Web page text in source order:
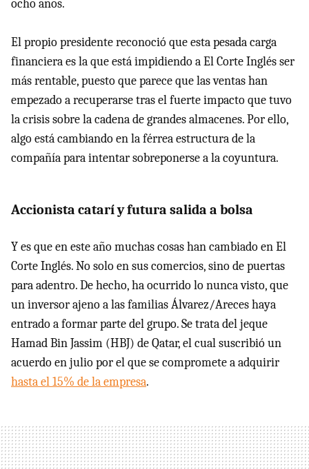
ocho años.
El propio presidente reconoció que esta pesada carga
financiera es la que está impidiendo a El Corte Inglés ser
más rentable, puesto que parece que las ventas han
empezado a recuperarse tras el fuerte impacto que tuvo
la crisis sobre la cadena de grandes almacenes. Por ello,
algo está cambiando en la férrea estructura de la
compañía para intentar sobreponerse a la coyuntura.
Accionista catarí y futura salida a bolsa
Y es que en este año muchas cosas han cambiado en El
Corte Inglés. No solo en sus comercios, sino de puertas
para adentro. De hecho, ha ocurrido lo nunca visto, que
un inversor ajeno a las familias Álvarez/Areces haya
entrado a formar parte del grupo. Se trata del jeque
Hamad Bin Jassim (HBJ) de Qatar, el cual suscribió un
acuerdo en julio por el que se compromete a adquirir
hasta el 15% de la empresa.